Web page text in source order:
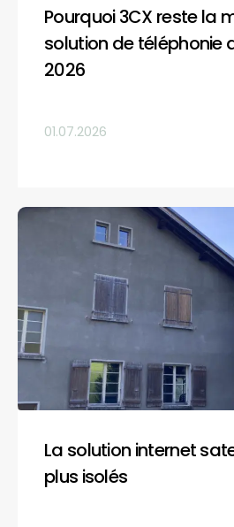
Pourquoi 3CX reste la
solution de téléphonie
2026
01.07.2026
La solution internet
plus isolés